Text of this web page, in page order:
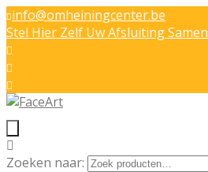
info@omheiningcenter.be
Stel Hier Zelf Uw Afsluiting Samen
Zoeken naar: